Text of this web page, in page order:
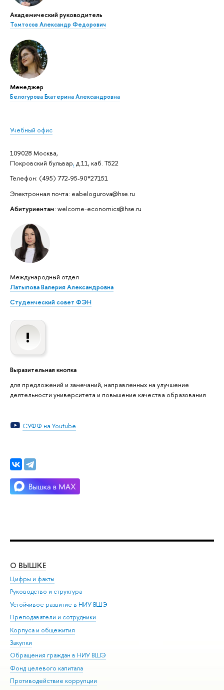
Академический руководитель
Томтосов Александр Федорович
Менеджер
Белогурова Екатерина Александровна
Учебный офис
109028 Москва,
Покровский бульвар, д.11, каб. Т522
Телефон: (495) 772-95-90*27151
Электронная почта: eabelogurova@hse.ru
Абитуриентам: welcome-economics@hse.ru
Международный отдел
Латыпова Валерия Александровна
Студенческий совет ФЭН
Выразительная кнопка
для предложений и замечаний, направленных на улучшение
деятельности университета и повышение качества образования
СУФФ на Youtube
О ВЫШКЕ
Цифры и факты
Руководство и структура
Устойчивое развитие в НИУ ВШЭ
Преподаватели и сотрудники
Корпуса и общежития
Закупки
Обращения граждан в НИУ ВШЭ
Фонд целевого капитала
Противодействие коррупции